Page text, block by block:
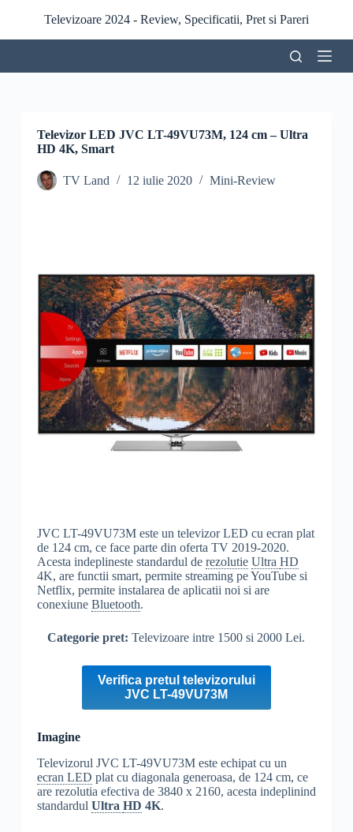
r
l
Televizoare 2024 - Review, Specificatii, Pret si Pareri
Televizor LED JVC LT-49VU73M, 124 cm – Ultra
HD 4K, Smart
TV Land 12 iulie 2020 Mini-Review
JVC LT-49VU73M este un televizor LED cu ecran plat
de 124 cm, ce face parte din oferta TV 2019-2020.
Acesta indeplineste standardul de rezolutie Ultra HD
4K, are functii smart, permite streaming pe YouTube si
Netflix, permite instalarea de aplicatii noi si are
conexiune Bluetooth.
Categorie pret:Televizoare intre 1500 si 2000 Lei.
Verifica pretul televizorului
JVC LT-49VU73M
Imagine
Televizorul JVC LT-49VU73M este echipat cu un
ecran LED plat cu diagonala generoasa, de 124 cm, ce
are rezolutia efectiva de 3840 x 2160, acesta indeplinind
standardul Ultra HD 4K.